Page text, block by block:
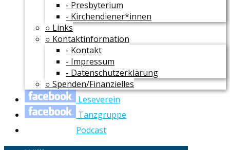
- Presbyterium
- Kirchendiener*innen
○ Links
○ Kontaktinformation
- Kontakt
- Impressum
- Datenschutzerklärung
○ Spenden/Finanzielles
Leseverein
Tanzgruppe
Podcast